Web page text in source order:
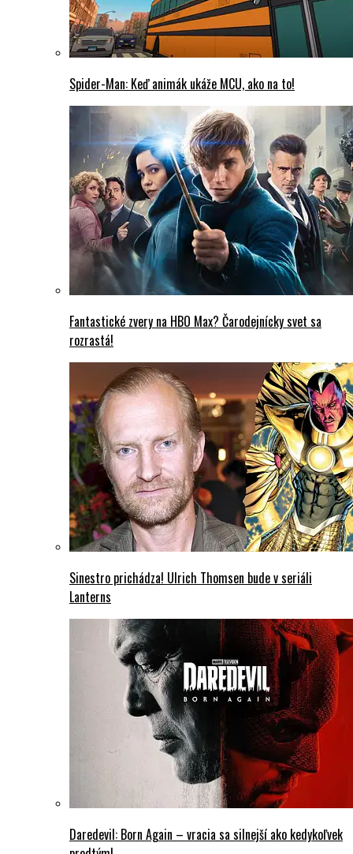
Spider-Man: Keď animák ukáže MCU, ako na to!
Fantastické zvery na HBO Max? Čarodejnícky svet sa
rozrastá!
Sinestro prichádza! Ulrich Thomsen bude v seriáli
Lanterns
Daredevil: Born Again – vracia sa silnejší ako kedykoľvek